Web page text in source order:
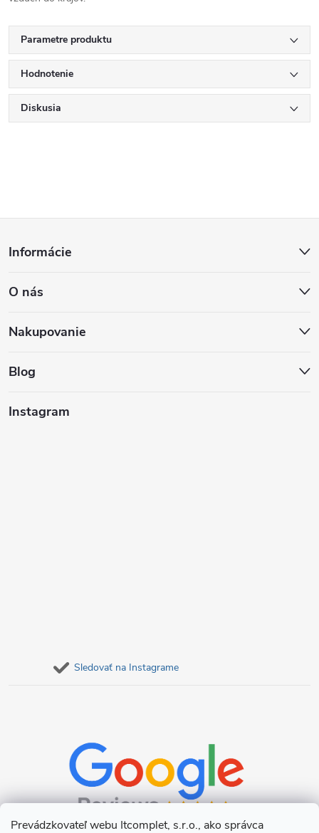
Prevádzkovateľ webu Itcomplet, s.r.o., ako správca
Parametre produktu
Hodnotenie
Diskusia
p
ä
Informácie
O nás
Nakupovanie
Blog
Instagram
Sledovať na Instagrame